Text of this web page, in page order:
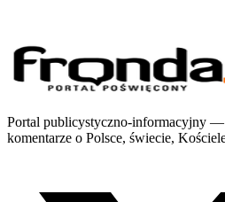
Portal publicystyczno-informacyjny
komentarze o Polsce, świecie,